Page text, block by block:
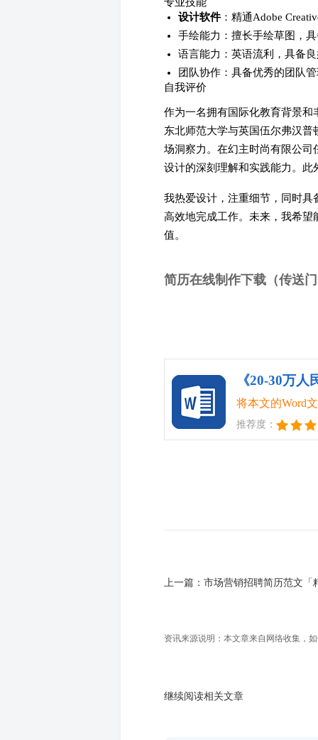
设计软件：精通Adobe
手绘能力：擅长手绘草图，
语言能力：英语流利，具备
团队协作：具备优秀的团队
自我评价
作为一名拥有国际化教育背景和
东北师范大学与英国伍尔弗汉
场洞察力。在幻主时尚有限公
设计的深刻理解和实践能力。
我热爱设计，注重细节，同时
高效地完成工作。未来，我希
值。
简历在线制作下载（传送
《20-30万
将本文的Word
推荐度：
上一篇： 市场营销招聘简历范文「
资讯来源说明：本文章来自网络收集，
继续阅读相关文章